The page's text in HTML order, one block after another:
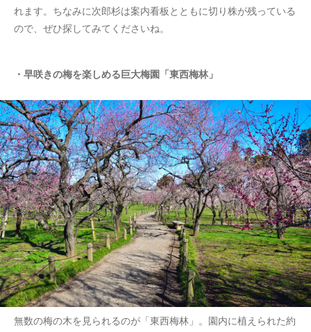
れます。ちなみに次郎杉は案内看板とともに切り株が残っている
ので、ぜひ探してみてくださいね。
・早咲きの梅を楽しめる巨大梅園「東西梅林」
無数の梅の木を見られるのが「東西梅林」。園内に植えられた約